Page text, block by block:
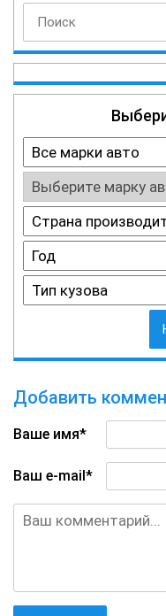
Добавить
Ваше имя*
Ваш e-mail*